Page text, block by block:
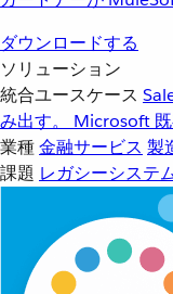
ダウンロードする
ソリューション
統合ユースケース
み出す。
Microsoft
業種金融サービス 製
課題 レガシーシステ